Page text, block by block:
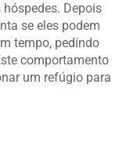
Depois
se eles podem
tempo, pedindo
comportamento
um refúgio para